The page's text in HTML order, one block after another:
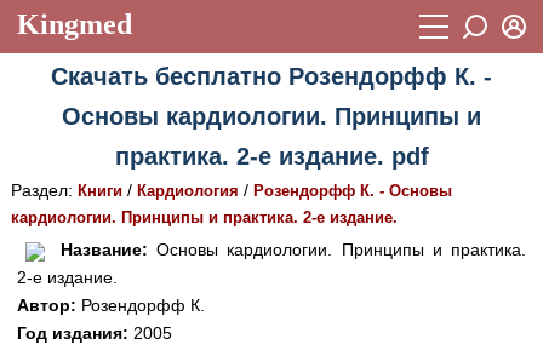
Kingmed
Учебный материал
Видеогалерея 899
Истории болезней 1268
Лекции и презентации
Аккредитационные тесты
Восстановить пароль
Регистрация
Скачать бесплатно Розендорфф К. -
Основы кардиологии. Принципы и
практика. 2-е издание. pdf
Раздел: Книги/ Кардиология / Розендорфф К. - Основы
кардиологии. Принципы и практика. 2-е издание.
Название: Основы кардиологии. Принципы и практика.
2-е издание.
Автор: Розендорфф К.
Год издания: 2005